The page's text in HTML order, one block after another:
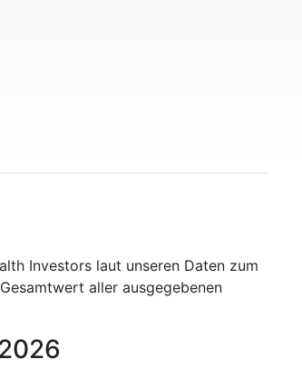
Investors laut unseren Daten zum
aller ausgegebenen